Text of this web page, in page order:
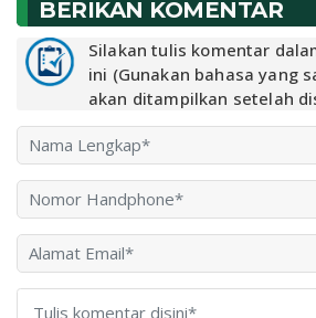
BERIKAN KOMENTAR
Silakan tulis komentar
ini (Gunakan bahasa yang
akan ditampilkan setelah